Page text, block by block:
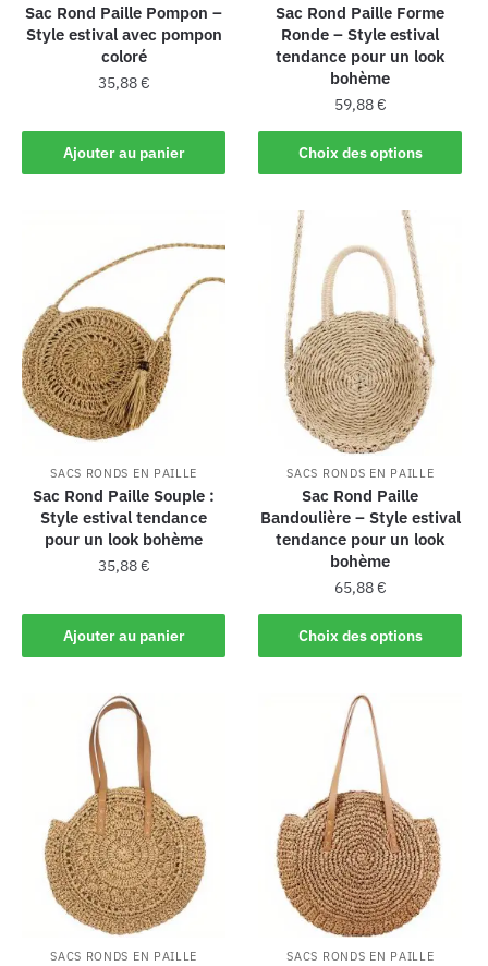
Sac Rond Paille Pompon –
Style estival avec pompon
coloré
35,88€
Ajouter au panier
Sac Rond Paille Forme
Ronde – Style estival
tendance pour un look
bohème
59,88€
Choix des options
SACS RONDS EN PAILLE
Sac Rond Paille Souple :
Style estival tendance
pour un look bohème
35,88€
Ajouter au panier
SACS RONDS EN PAILLE
Sac Rond Paille
Bandoulière – Style estival
tendance pour un look
bohème
65,88€
Choix des options
SACS RONDS EN PAILLE SACS RONDS EN PAILLE